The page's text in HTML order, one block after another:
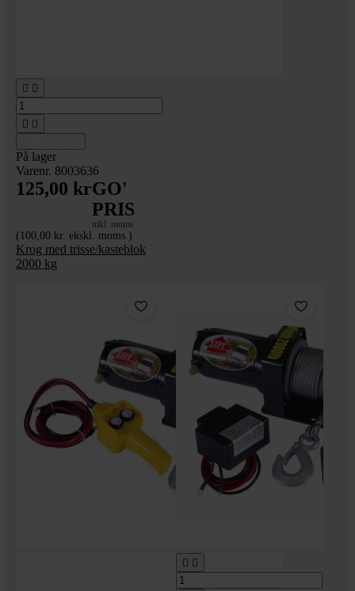
 
 
På lager
Varenr. 8003636
125,00 krGO'
PRIS
inkl. moms
(100,00 kr. ekskl. moms.)
Krog med trisse/kasteblok
2000 kg
 